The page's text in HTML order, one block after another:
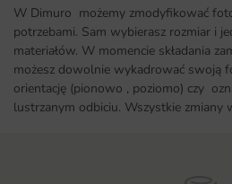
W Dimuro możemy zmodyfikować
potrzebami. Sam wybierasz rozmiar i
materiałów. W momencie składania
możesz dowolnie wykadrować swoją
orientację (pionowo , poziomo) czy
lustrzanym odbiciu. Wszystkie zmiany